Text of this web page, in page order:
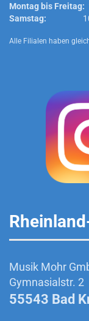
Montag bis Freitag:
Samstag: 10:00
Alle Filialen haben
Musik Mohr
Gymnasialstr. 2
55543 Bad